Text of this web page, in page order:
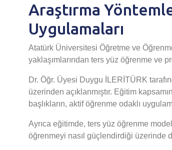
Araştırma
Uygulamaları
Atatürk Üniversitesi Öğretme ve
yaklaşımlarından ters yüz öğrenme ve
Dr. Öğr. Üyesi Duygu İLERİTÜRK
üzerinden açıklanmıştır. Eğitim
başlıkların, aktif öğrenme odaklı
Ayrıca eğitimde, ters yüz öğrenme
öğrenmeyi nasıl güçlendirdiği üzerinde